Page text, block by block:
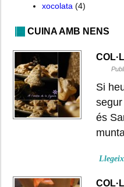
xocolata (4)
CUINA AMB NENS
Si
és